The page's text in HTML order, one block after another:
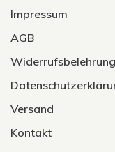
Impressum
AGB
Widerrufsbelehrung
Versand
Kontakt